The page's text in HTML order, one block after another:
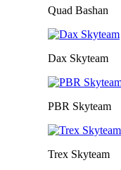
Quad Bashan
Dax Skyteam
PBR Skyteam
Trex Skyteam